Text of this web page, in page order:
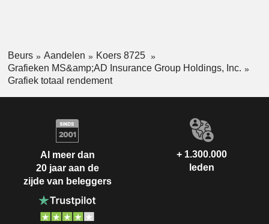
Beurs Aandelen
Koers 8725
Grafieken MS&amp;AD Insurance Group Holdings, Inc.
Grafiek totaal rendement
Al meer dan
20 jaar aan de
zijde van beleggers
+ 1.300.000
leden